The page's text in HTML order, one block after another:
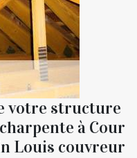
votre structure
à Cour
Louis couvreur